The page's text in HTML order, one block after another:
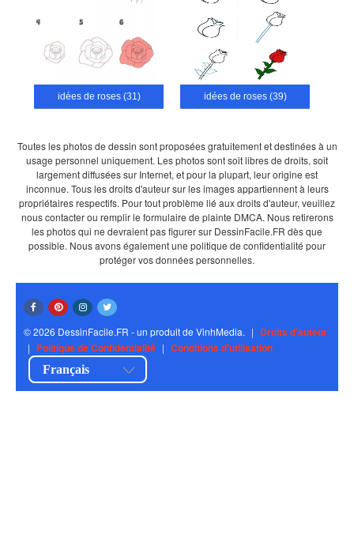
idées de roses (31) idées de roses (39)
Toutes les photos de dessin sont proposées gratuitement et destinées à un
usage personnel uniquement. Les photos sont soit libres de droits, soit
largement diffusées sur Internet, et pour la plupart, leur origine est
inconnue. Tous les droits d'auteur sur les images appartiennent à leurs
propriétaires respectifs. Pour tout problème lié aux droits d'auteur, veuillez
nous contacter ou remplir le formulaire de plainte DMCA. Nous retirerons
les photos qui ne devraient pas figurer sur DessinFacile.FR dès que
possible. Nous avons également une politique de confidentialité pour
protéger vos données personnelles.
© 2026 DessinFacile.FR - un produit de VinhMedia. | Droits d'auteur
| Politique de Confidentialité | Conditions d'utilisation
Français